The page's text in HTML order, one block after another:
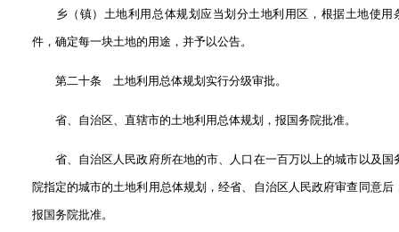
乡（镇）土地利用总体规划应当划分土地利用区，根据土地使用
件，确定每一块土地的用途，并予以公告。
第二十条 土地利用总体规划实行分级审批。
省、自治区、直辖市的土地利用总体规划，报国务院批准。
省、自治区人民政府所在地的市、人口在一百万以上的城市以及国
院指定的城市的土地利用总体规划，经省、自治区人民政府审查同意后
报国务院批准。